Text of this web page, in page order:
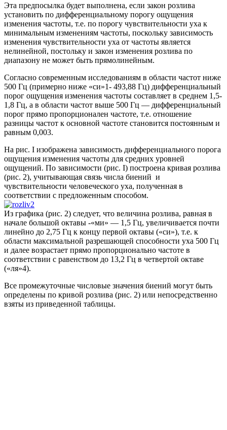
Эта предпосылка будет выполнена, если закон розлива
установить по дифференциальному порогу ощущения
изменения частоты, т.е. по порогу чувствительности уха к
минимальным изменениям частоты, поскольку зависимость
изменения чувствительности уха от частоты является
нелинейной, постольку и закон изменения розлива по
диапазону не может быть прямолинейным.
Согласно современным исследованиям в области частот ниже
500 Гц (примерно ниже «си»1- 493,88 Гц) дифференциальный
порог ощущения изменения частоты составляет в среднем 1,5-
1,8 Гц, а в области частот выше 500 Гц — дифференциальный
порог прямо пропорционален частоте, т.е. отношение
разницы частот к основной частоте становится постоянным и
равным 0,003.
На рис. I изображена зависимость дифференциального порога
ощущения изменения частоты для средних уровней
ощущений. По зависимости (рис. I) построена кривая розлива
(рис. 2), учитывающая связь числа биений и
чувствительности человеческого уха, полученная в
соответствии с предложенным способом.
Из графика (рис. 2) следует, что величина розлива, равная в
начале большой октавы -«ми» — 1,5 Гц, увеличивается почти
линейно до 2,75 Гц к концу первой октавы («си»), т.е. к
области максимальной разрешающей способности уха 500 Гц
и далее возрастает прямо пропорционально частоте в
соответствии с равенством до 13,2 Гц в четвертой октаве
(«ля»4).
Все промежуточные числовые значения биений могут быть
определены по кривой розлива (рис. 2) или непосредственно
взяты из приведенной таблицы.